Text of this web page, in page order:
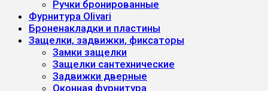
Ручки бронированные
Фурнитура Olivari
Броненакладки и пластины
Защелки, задвижки, фиксаторы
Замки защелки
Защелки сантехнические
Задвижки дверные
Оконная фурнитура